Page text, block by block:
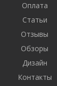
Оплата
Статьи
Отзывы
Обзоры
Дизайн
Контакты